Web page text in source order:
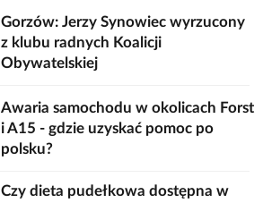
Gorzów: Jerzy Synowiec wyrzucony
z klubu radnych Koalicji
Obywatelskiej
Awaria samochodu w okolicach Forst
i A15 - gdzie uzyskać pomoc po
polsku?
Czy dieta pudełkowa dostępna w